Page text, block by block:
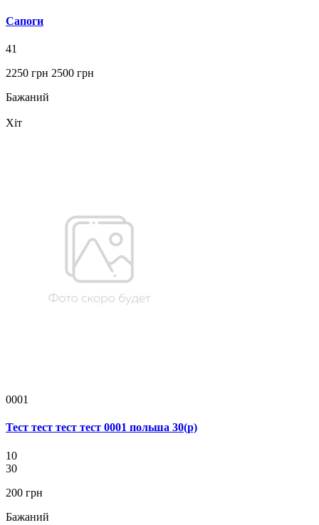
Сапоги
41
2250 грн 2500 грн
Бажаний
Хіт
0001
Тест тест тест тест 0001 польша 30(р)
10
30
200 грн
Бажаний